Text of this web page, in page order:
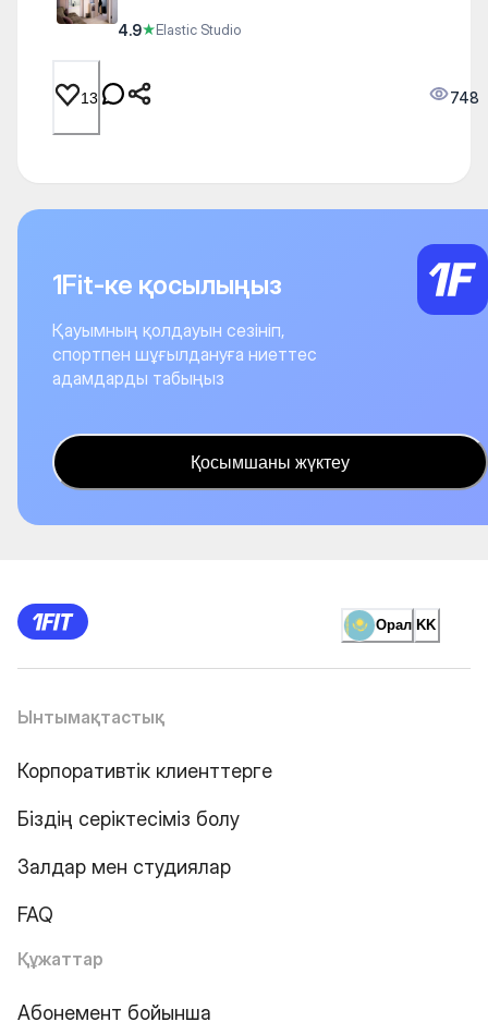
4.9★Elastic Studio
13 748
1Fit-ке қосылыңыз
Қауымның қолдауын сезініп,
спортпен шұғылдануға ниеттес
адамдарды табыңыз
Қосымшаны жүктеу
Орал KK
Ынтымақтастық
Корпоративтік клиенттерге
Біздің серіктесіміз болу
Залдар мен студиялар
FAQ
Құжаттар
Абонемент бойынша